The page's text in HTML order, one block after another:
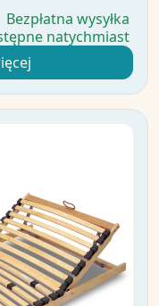
Bezpłatna wysyłka
natychmiast